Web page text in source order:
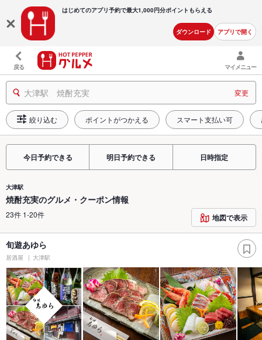
はじめてのアプリ予約で最大1,000円分ポイントもらえる
ダウンロード アプリで開く
戻る マイメニュー
大津駅 焼酎充実 変更
絞り込む ポイントがつかえる スマート支払い可
今日予約できる 明日予約できる 日時指定
大津駅
焼酎充実のグルメ・クーポン情報
23件 1-20件 地図で表示
旬遊あゆら
居酒屋 大津駅